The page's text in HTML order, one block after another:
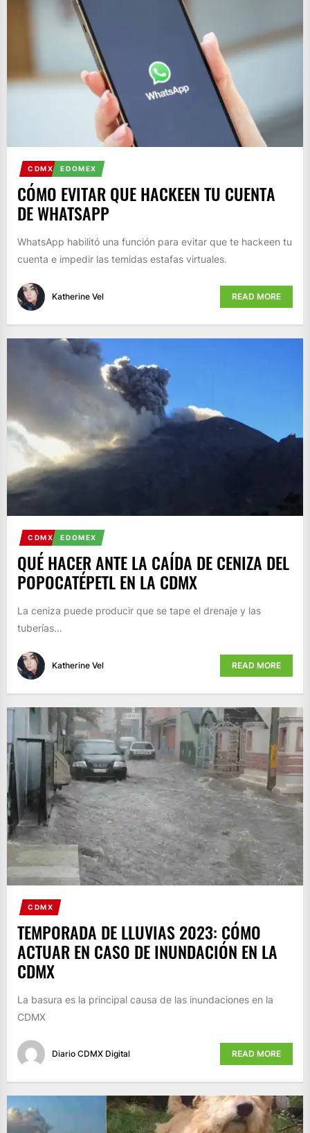
CDMX EDOMEX
CÓMO EVITAR QUE HACKEEN TU CUENTA
DE WHATSAPP
WhatsApp habilitó una función para evitar que te hackeen tu
cuenta e impedir las temidas estafas virtuales.
Katherine Vel READ MORE
CDMX EDOMEX
QUÉ HACER ANTE LA CAÍDA DE CENIZA DEL
POPOCATÉPETL EN LA CDMX
La ceniza puede producir que se tape el drenaje y las
tuberías…
Katherine Vel READ MORE
CDMX
TEMPORADA DE LLUVIAS 2023: CÓMO
ACTUAR EN CASO DE INUNDACIÓN EN LA
CDMX
La basura es la principal causa de las inundaciones en la
CDMX
Diario CDMX Digital READ MORE